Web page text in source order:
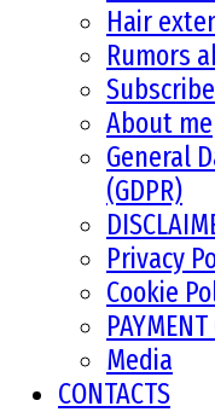
Hair
Rumors
Subscribe
About me
General
(GDPR)
Privacy
Cookie
Media
CONTACTS